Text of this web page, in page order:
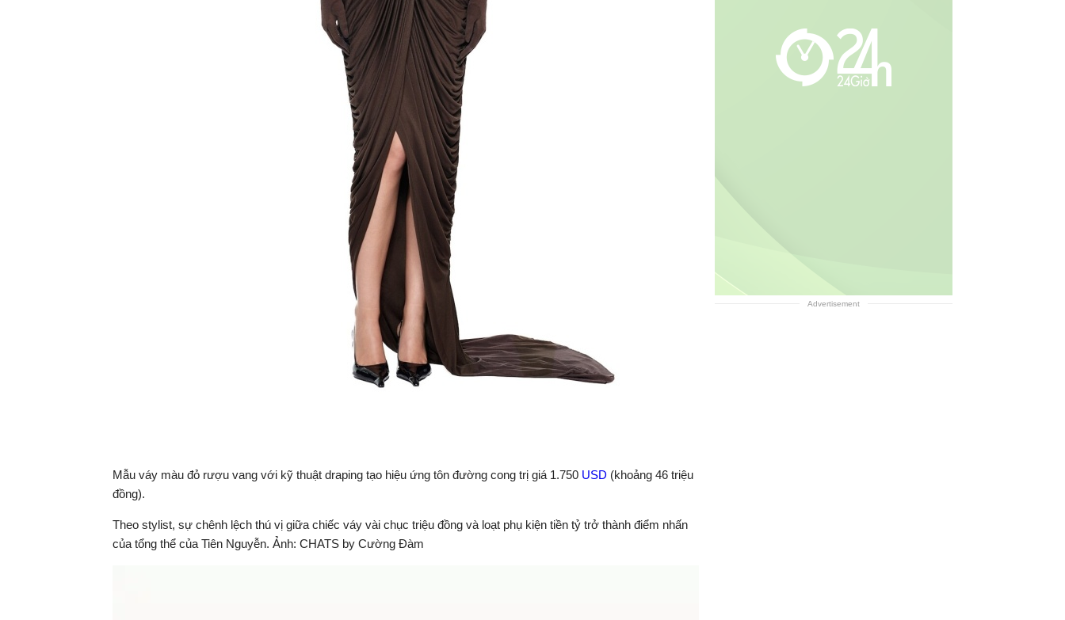
Mẫu váy màu đỏ rượu vang với kỹ thuật draping tạo hiệu ứng tôn đường cong trị giá 1.750 USD (khoảng 46 triệu
đồng).
Theo stylist, sự chênh lệch thú vị giữa chiếc váy vài chục triệu đồng và loạt phụ kiện tiền tỷ trở thành điểm nhấn
của tổng thể của Tiên Nguyễn. Ảnh: CHATS by Cường Đàm
Advertisement